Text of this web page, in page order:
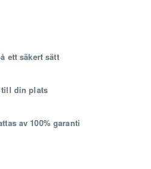
ett säkert sätt
till din plats
av 100% garanti